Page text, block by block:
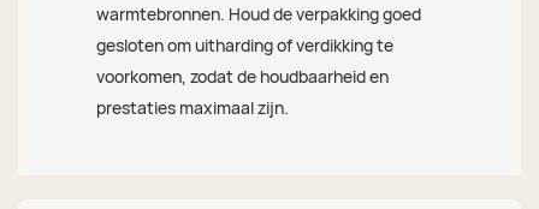
warmtebronnen. Houd de verpakking goed
gesloten om uitharding of verdikking te
voorkomen, zodat de houdbaarheid en
prestaties maximaal zijn.